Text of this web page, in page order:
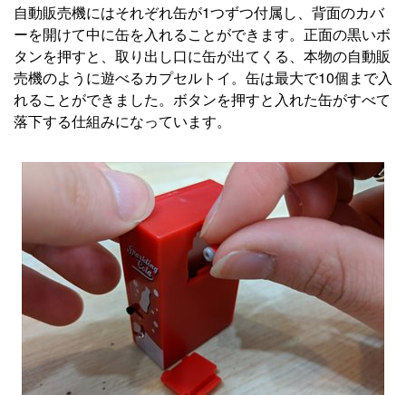
自動販売機にはそれぞれ缶が1つずつ付属し、背面のカバ
ーを開けて中に缶を入れることができます。正面の黒いボ
タンを押すと、取り出し口に缶が出てくる、本物の自動販
売機のように遊べるカプセルトイ。缶は最大で10個まで入
れることができました。ボタンを押すと入れた缶がすべて
落下する仕組みになっています。